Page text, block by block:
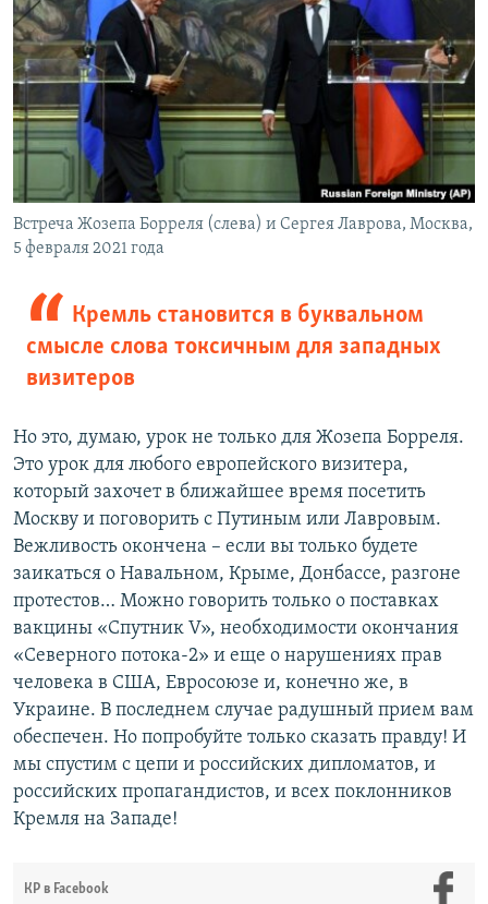
Встреча Жозепа Борреля (слева) и Сергея Лаврова, Москва,
5 февраля 2021 года
Кремль становится в буквальном
смысле слова токсичным для западных
визитеров
Но это, думаю, урок не только для Жозепа Борреля.
Это урок для любого европейского визитера,
который захочет в ближайшее время посетить
Москву и поговорить с Путиным или Лавровым.
Вежливость окончена – если вы только будете
заикаться о Навальном, Крыме, Донбассе, разгоне
протестов… Можно говорить только о поставках
вакцины «Спутник V», необходимости окончания
«Северного потока-2» и еще о нарушениях прав
человека в США, Евросоюзе и, конечно же, в
Украине. В последнем случае радушный прием вам
обеспечен. Но попробуйте только сказать правду! И
мы спустим с цепи и российских дипломатов, и
российских пропагандистов, и всех поклонников
Кремля на Западе!
КР в Facebook